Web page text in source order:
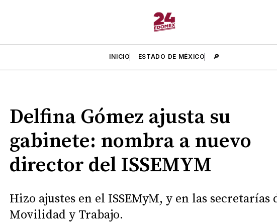
INICIO ESTADO DE MÉXICO 🔎
Delfina Gómez ajusta su
gabinete: nombra a nuevo
director del ISSEMYM
Hizo ajustes en el ISSEMyM, y en las secretarías
Movilidad y Trabajo.